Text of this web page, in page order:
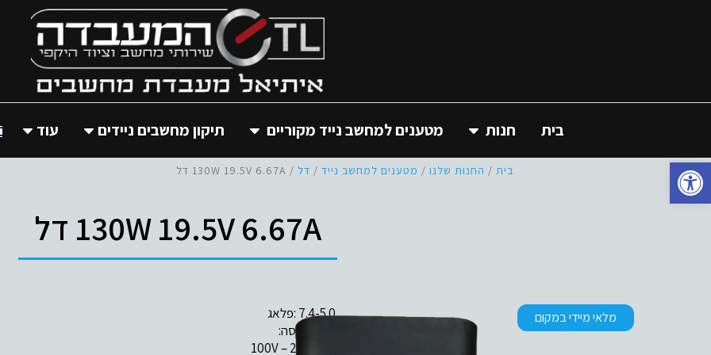
פתח סרגל נגישות
בית חנות מטענים למחשב נייד מקוריים תיקון מחשבים ניידים עוד
בית/ החנות שלנו/ מטענים למחשב נייד/ דל / 130W 19.5V 6.67A דל
130W 19.5V 6.67A דל
מלאי מיידי במקום